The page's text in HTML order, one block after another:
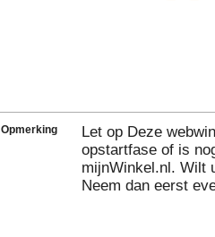
Opmerking
Let op Deze
opstartfase of is
mijnWinkel.nl. Wilt
Neem dan eerst